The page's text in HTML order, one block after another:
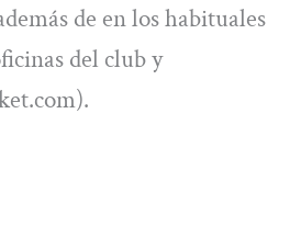
de en los habituales
del club y